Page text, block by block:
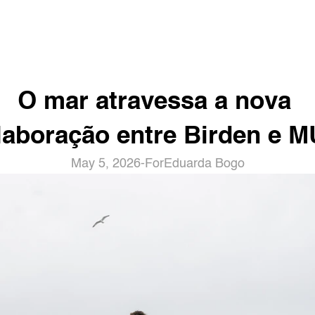
O mar atravessa a nova
entre Birden e
May 5, 2026- ForEduarda Bogo